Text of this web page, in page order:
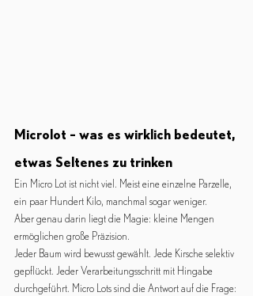
Microlot – was es wirklich bedeutet,
etwas Seltenes zu trinken
Ein Micro Lot ist nicht viel. Meist eine einzelne Parzelle,
ein paar Hundert Kilo, manchmal sogar weniger.
Aber genau darin liegt die Magie: kleine Mengen
ermöglichen große Präzision.
Jeder Baum wird bewusst gewählt. Jede Kirsche selektiv
gepflückt. Jeder Verarbeitungsschritt mit Hingabe
durchgeführt. Micro Lots sind die Antwort auf die Frage: